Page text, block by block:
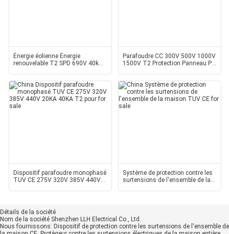
Énergie éolienne Énergie
renouvelable T2 SPD 690V 40kA
Parafoudre CC 300V 500V 1000V
1500V T2 Protection Panneau PV
Dispositif parafoudre monophasé
TUV CE 275V 320V 385V 440V
Système de protection contre les
surtensions de l'ensemble de la
Détails de la société
Nom de la société Shenzhen LLH Electrical Co., Ltd.
Nous fournissons: Dispositif de protection contre les surtensions de l'ensemble de